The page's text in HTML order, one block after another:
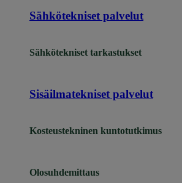
Sähkötekniset palvelut
Sähkötekniset tarkastukset
Sisäilmatekniset palvelut
Kosteustekninen kuntotutkimus
Olosuhdemittaus